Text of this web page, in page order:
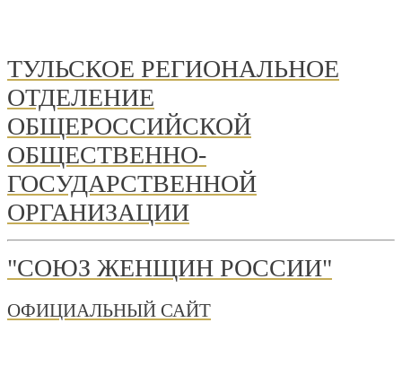
ТУЛЬСКОЕ РЕГИОНАЛЬНОЕ
ОТДЕЛЕНИЕ
ОБЩЕРОССИЙСКОЙ
ОБЩЕСТВЕННО-
ГОСУДАРСТВЕННОЙ
ОРГАНИЗАЦИИ
"СОЮЗ ЖЕНЩИН РОССИИ"
ОФИЦИАЛЬНЫЙ САЙТ